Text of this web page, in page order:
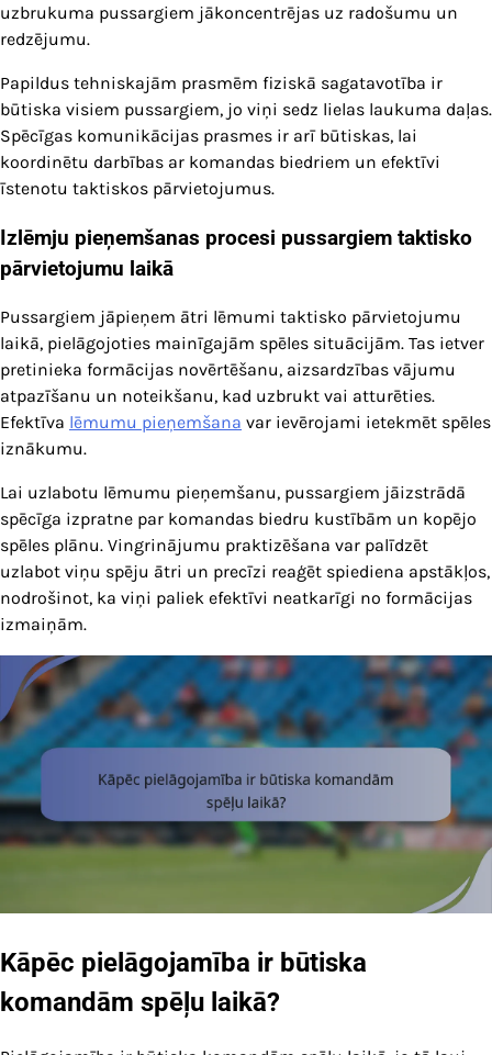
uzbrukuma pussargiem jākoncentrējas uz radošumu un
redzējumu.
Papildus tehniskajām prasmēm fiziskā sagatavotība ir
būtiska visiem pussargiem, jo viņi sedz lielas laukuma daļas.
Spēcīgas komunikācijas prasmes ir arī būtiskas, lai
koordinētu darbības ar komandas biedriem un efektīvi
īstenotu taktiskos pārvietojumus.
Izlēmju pieņemšanas procesi pussargiem taktisko
pārvietojumu laikā
Pussargiem jāpieņem ātri lēmumi taktisko pārvietojumu
laikā, pielāgojoties mainīgajām spēles situācijām. Tas ietver
pretinieka formācijas novērtēšanu, aizsardzības vājumu
atpazīšanu un noteikšanu, kad uzbrukt vai atturēties.
Efektīva lēmumu pieņemšana var ievērojami ietekmēt spēles
iznākumu.
Lai uzlabotu lēmumu pieņemšanu, pussargiem jāizstrādā
spēcīga izpratne par komandas biedru kustībām un kopējo
spēles plānu. Vingrinājumu praktizēšana var palīdzēt
uzlabot viņu spēju ātri un precīzi reaģēt spiediena apstākļos,
nodrošinot, ka viņi paliek efektīvi neatkarīgi no formācijas
izmaiņām.
Kāpēc pielāgojamība ir būtiska
komandām spēļu laikā?